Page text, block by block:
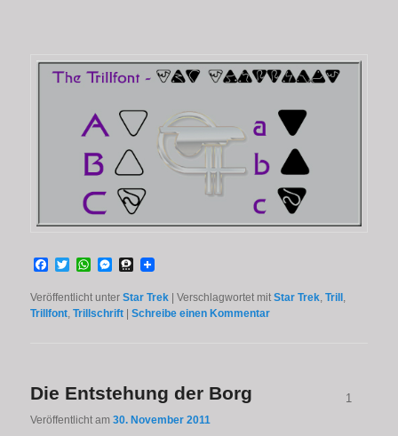
Facebook
TwitterWhatsApp
Messenger
Threema
Veröffentlicht unter Star Trek |Verschlagwortet mit Star Trek,Trill ,
Trillfont,Trillschrift |Schreibe einen Kommentar
Die Entstehung der Borg
Veröffentlicht am30. November 2011
1